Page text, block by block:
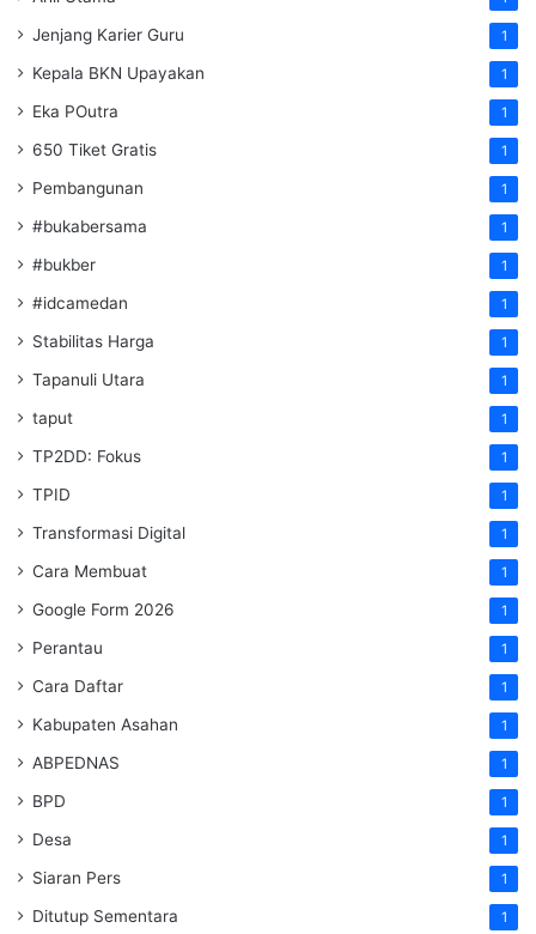
Jenjang Karier Guru 1
Kepala BKN Upayakan 1
Eka POutra 1
650 Tiket Gratis 1
Pembangunan 1
#bukabersama 1
#bukber 1
#idcamedan 1
Stabilitas Harga 1
Tapanuli Utara 1
taput 1
TP2DD: Fokus 1
TPID 1
Transformasi Digital 1
Cara Membuat 1
Google Form 2026 1
Perantau 1
Cara Daftar 1
Kabupaten Asahan 1
ABPEDNAS 1
BPD 1
Desa 1
Siaran Pers 1
Ditutup Sementara 1